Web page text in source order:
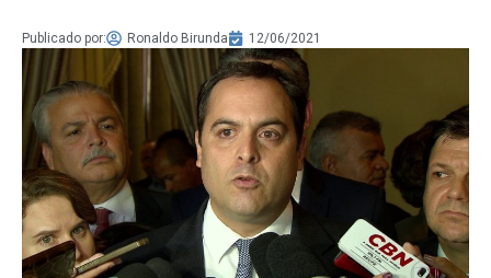
Publicado por: Ronaldo Birunda 12/06/2021